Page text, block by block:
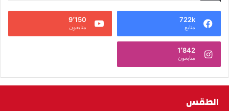
722k
متابع
9٬150
متابعون
1٬842
متابعون
الطقس